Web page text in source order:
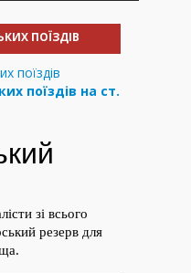
ПОЇЗДІВ
поїздів на ст.